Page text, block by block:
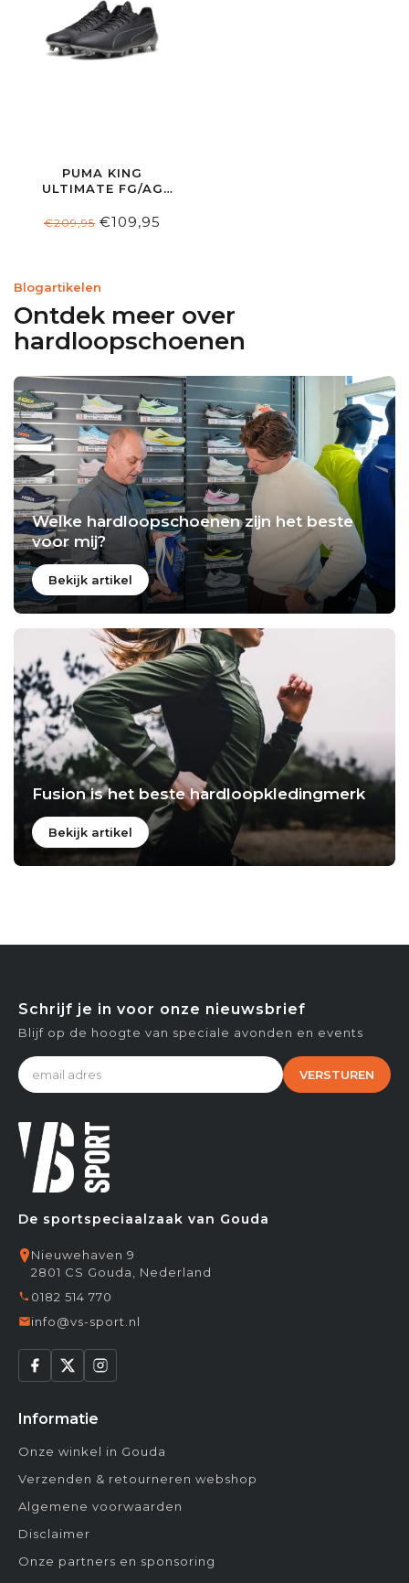
PUMA KING
ULTIMATE FG/AG
€209,95 €109,95
Blogartikelen
Ontdek meer over
hardloopschoenen
Welke hardloopschoenen zijn het beste
voor mij?
Bekijk artikel
Fusion is het beste hardloopkledingmerk
Bekijk artikel
De sportspeciaalzaak van Gouda
Nieuwehaven 9
2801 CS Gouda, Nederland
0182 514 770
info@vs-sport.nl
Informatie
Onze winkel in Gouda
Verzenden & retourneren webshop
Algemene voorwaarden
Disclaimer
Onze partners en sponsoring
Schrijf je in voor onze nieuwsbrief
Blijf op de hoogte van speciale avonden en events
VERSTUREN